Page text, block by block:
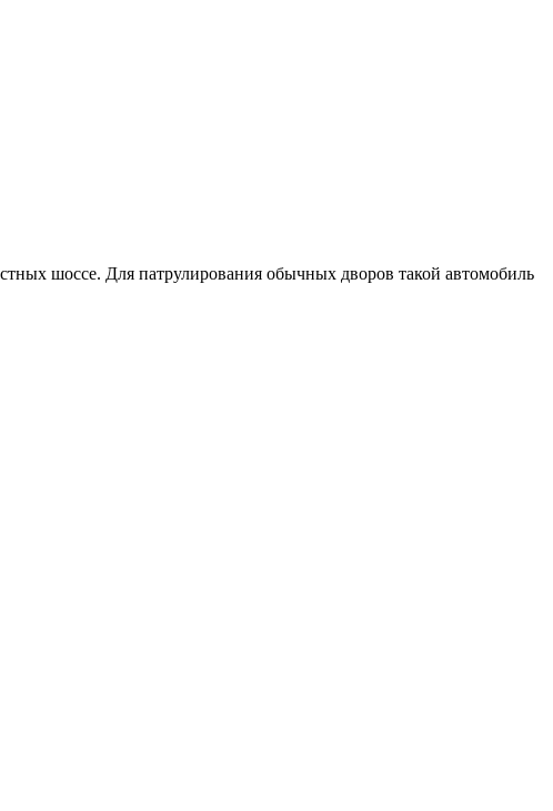
шоссе. Для патрулирования обычных дворов такой автомобиль